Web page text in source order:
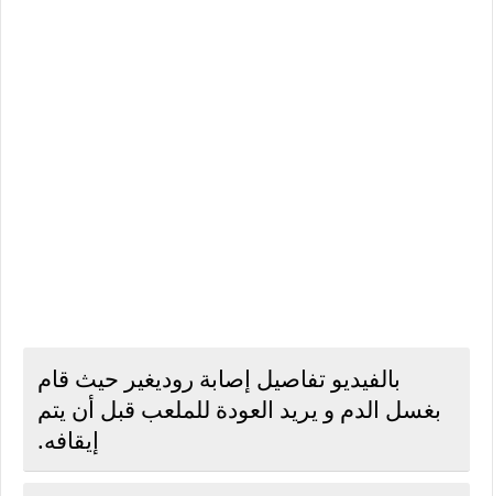
بالفيديو تفاصيل إصابة روديغير حيث قام
بغسل الدم و يريد العودة للملعب قبل أن يتم
إيقافه.